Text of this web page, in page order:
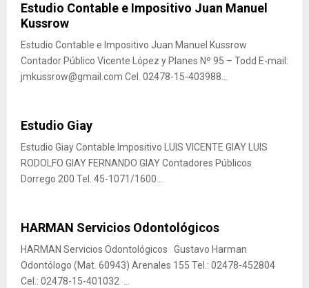
Estudio Contable e Impositivo Juan Manuel
Kussrow
Estudio Contable e Impositivo Juan Manuel Kussrow
Contador Público Vicente López y Planes Nº 95 – Todd E-mail:
jmkussrow@gmail.com Cel. 02478-15-403988...
Estudio Giay
Estudio Giay Contable Impositivo LUIS VICENTE GIAY LUIS
RODOLFO GIAY FERNANDO GIAY Contadores Públicos
Dorrego 200 Tel. 45-1071/1600...
HARMAN Servicios Odontológicos
HARMAN Servicios Odontológicos Gustavo Harman
Odontólogo (Mat. 60943) Arenales 155 Tel.: 02478-452804
Cel.: 02478-15-401032 ...